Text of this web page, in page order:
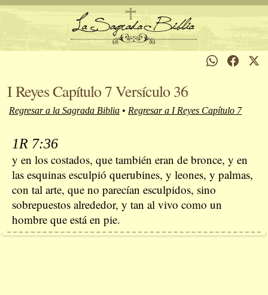
I Reyes Capítulo 7 Versículo 36
Regresar a la Sagrada Biblia • Regresar a I Reyes Capítulo 7
1R 7:36
y en los costados, que también eran de bronce, y en
las esquinas esculpió querubines, y leones, y palmas,
con tal arte, que no parecían esculpidos, sino
sobrepuestos alrededor, y tan al vivo como un
hombre que está en pie.